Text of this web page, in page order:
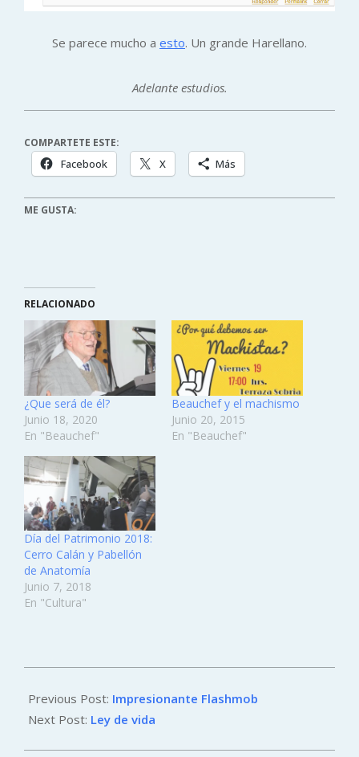
Se parece mucho a esto. Un grande Harellano.
Adelante estudios.
COMPARTETE ESTE:
Facebook X Más
ME GUSTA:
RELACIONADO
¿Que será de él?
Junio 18, 2020
En "Beauchef"
Beauchef y el machismo
Junio 20, 2015
En "Beauchef"
Día del Patrimonio 2018:
Cerro Calán y Pabellón
de Anatomía
Junio 7, 2018
En "Cultura"
07-
04
Previous Post: Impresionante Flashmob
Next Post: Ley de vida